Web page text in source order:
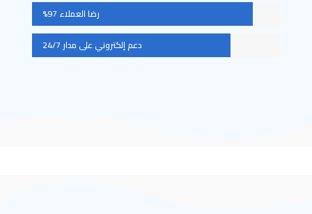
رضا العملاء 97%
دعم إلكتروني على مدار 24/7